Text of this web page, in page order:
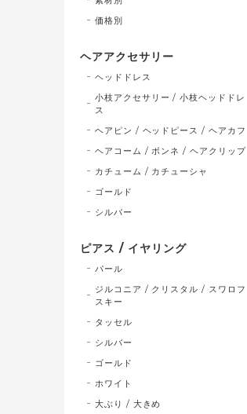
価格別
ヘアアクセサリー
ヘッドドレス
小枝アクセサリー / 小枝ヘッドドレ
ス
ヘアピン / ヘッドピース / ヘアカフ
ヘアコーム / ボンネ / ヘアクリップ
カチューム / カチューシャ
ゴールド
シルバー
ピアス / イヤリング
パール
ジルコニア / クリスタル / スワロフ
スキー
タッセル
シルバー
ゴールド
ホワイト
大ぶり / 大きめ